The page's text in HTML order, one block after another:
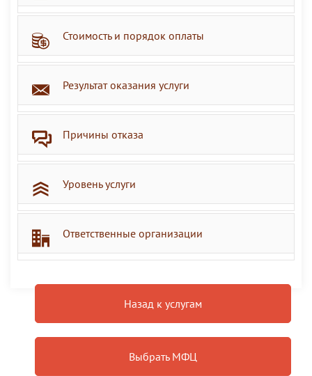
Стоимость и порядок оплаты
Результат оказания услуги
Причины отказа
Уровень услуги
Ответственные организации
Назад к услугам
Выбрать МФЦ